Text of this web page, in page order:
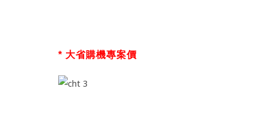
* 大省購機專案價